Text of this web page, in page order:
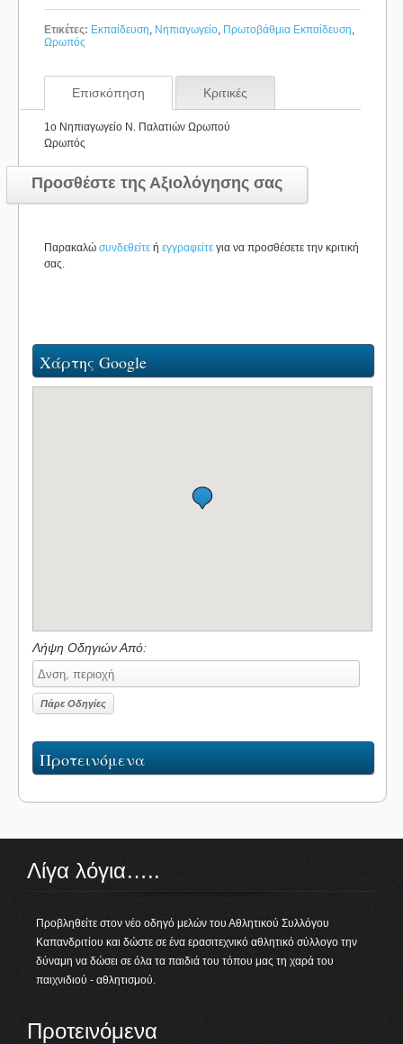
Ετικέτες: Εκπαίδευση, Νηπιαγωγείο, Πρωτοβάθμια Εκπαίδευση,
Ωρωπός
Επισκόπηση Κριτικές
1o Νηπιαγωγείο Ν. Παλατιών Ωρωπού
Ωρωπός
Προσθέστε της Αξιολόγησης σας
Παρακαλώ συνδεθείτε ή εγγραφείτε για να προσθέσετε την κριτική
σας.
Χάρτης Google
Λήψη Οδηγιών Από:
Προτεινόμενα
Λίγα λόγια…..
Προβληθείτε στον νέο οδηγό μελών του Αθλητικού Συλλόγου
Καπανδριτίου και δώστε σε ένα ερασιτεχνικό αθλητικό σύλλογο την
δύναμη να δώσει σε όλα τα παιδιά του τόπου μας τη χαρά του
παιχνιδιού - αθλητισμού.
Προτεινόμενα